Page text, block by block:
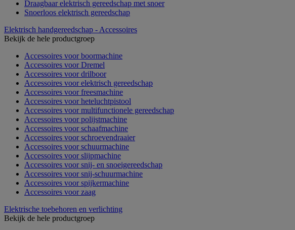
Draagbaar elektrisch gereedschap met snoer
Snoerloos elektrisch gereedschap
Elektrisch handgereedschap - Accessoires
Bekijk de hele productgroep
Accessoires voor boormachine
Accessoires voor Dremel
Accessoires voor drilboor
Accessoires voor elektrisch gereedschap
Accessoires voor freesmachine
Accessoires voor heteluchtpistool
Accessoires voor multifunctionele gereedschap
Accessoires voor polijstmachine
Accessoires voor schaafmachine
Accessoires voor schroevendraaier
Accessoires voor schuurmachine
Accessoires voor slijpmachine
Accessoires voor snij- en snoeigereedschap
Accessoires voor snij-schuurmachine
Accessoires voor spijkermachine
Accessoires voor zaag
Elektrische toebehoren en verlichting
Bekijk de hele productgroep